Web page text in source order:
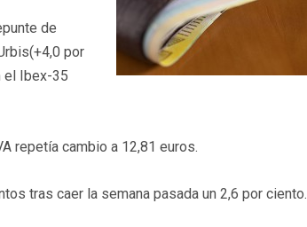
de
por
el Ibex-35
repetía cambio a 12,81 euros.
tras caer la semana pasada un 2,6 por ciento.